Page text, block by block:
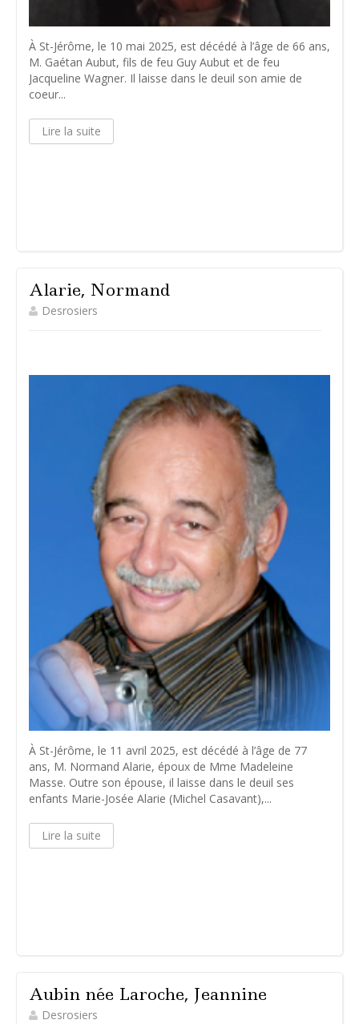
À St-Jérôme, le 10 mai 2025, est décédé à l’âge de 66 ans,
M. Gaétan Aubut, fils de feu Guy Aubut et de feu
Jacqueline Wagner. Il laisse dans le deuil son amie de
coeur...
Lire la suite
Alarie, Normand
Desrosiers
À St-Jérôme, le 11 avril 2025, est décédé à l’âge de 77
ans, M. Normand Alarie, époux de Mme Madeleine
Masse. Outre son épouse, il laisse dans le deuil ses
enfants Marie-Josée Alarie (Michel Casavant),...
Lire la suite
Aubin née Laroche, Jeannine
Desrosiers